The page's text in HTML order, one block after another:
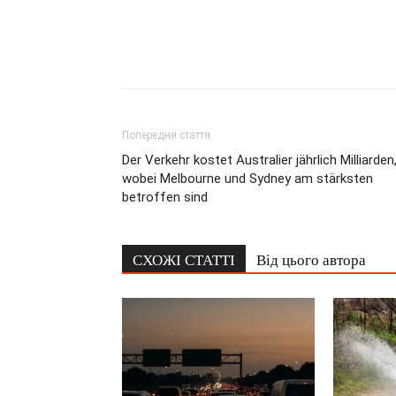
Попередня стаття
Der Verkehr kostet Australier jährlich Milliarden,
wobei Melbourne und Sydney am stärksten
betroffen sind
СХОЖІ СТАТТІ Від цього автора